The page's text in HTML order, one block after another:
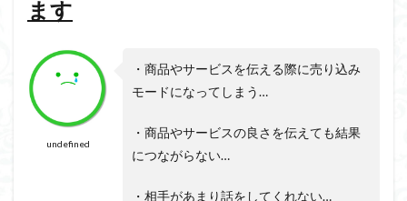
ます
undefined
・商品やサービスを伝える際に売り込み
モードになってしまう…
・商品やサービスの良さを伝えても結果
につながらない…
・相手があまり話をしてくれない…